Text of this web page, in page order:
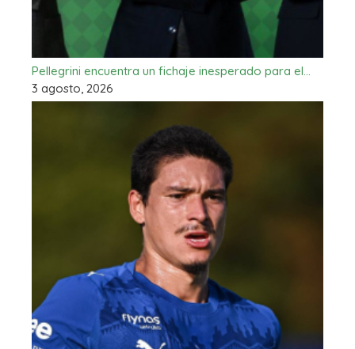
Pellegrini encuentra un fichaje inesperado para el…
3 agosto, 2026